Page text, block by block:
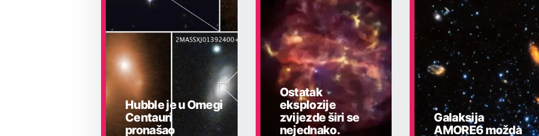
Hubble je u Omegi
Centauri
pronašao
Ostatak
eksplozije
zvijezde širi se
nejednako.
Galaksija
AMORE6 možda